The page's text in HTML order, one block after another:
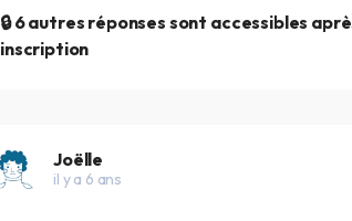
🔒 6 autres réponses sont accessibles
inscription
Joëlle
il y a 6 ans